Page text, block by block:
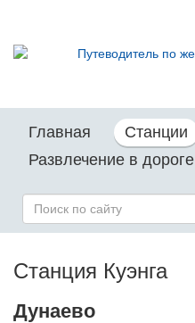
Главная Станции
Развлечение в дороге
Станция Куэнга
Дунаево